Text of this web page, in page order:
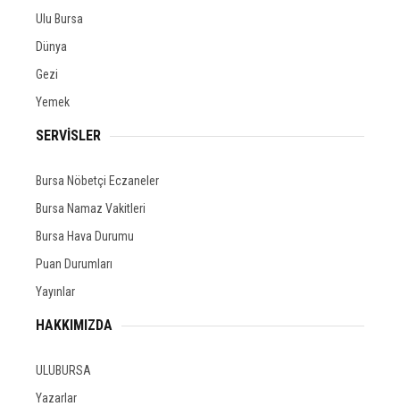
Ulu Bursa
Dünya
Gezi
Yemek
SERVİSLER
Bursa Nöbetçi Eczaneler
Bursa Namaz Vakitleri
Bursa Hava Durumu
Puan Durumları
Yayınlar
HAKKIMIZDA
ULUBURSA
Yazarlar